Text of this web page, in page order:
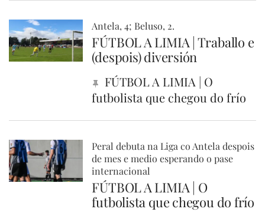
Antela, 4; Beluso, 2.
FÚTBOL A LIMIA | Traballo e
(despois) diversión
FÚTBOL A LIMIA | O
futbolista que chegou do frío
Peral debuta na Liga co Antela despois
de mes e medio esperando o pase
internacional
FÚTBOL A LIMIA | O
futbolista que chegou do frío